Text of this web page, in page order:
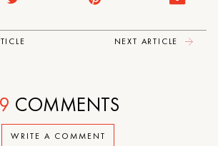
NEXT ARTICLE
WRITE A COMMENT
COMMENTS